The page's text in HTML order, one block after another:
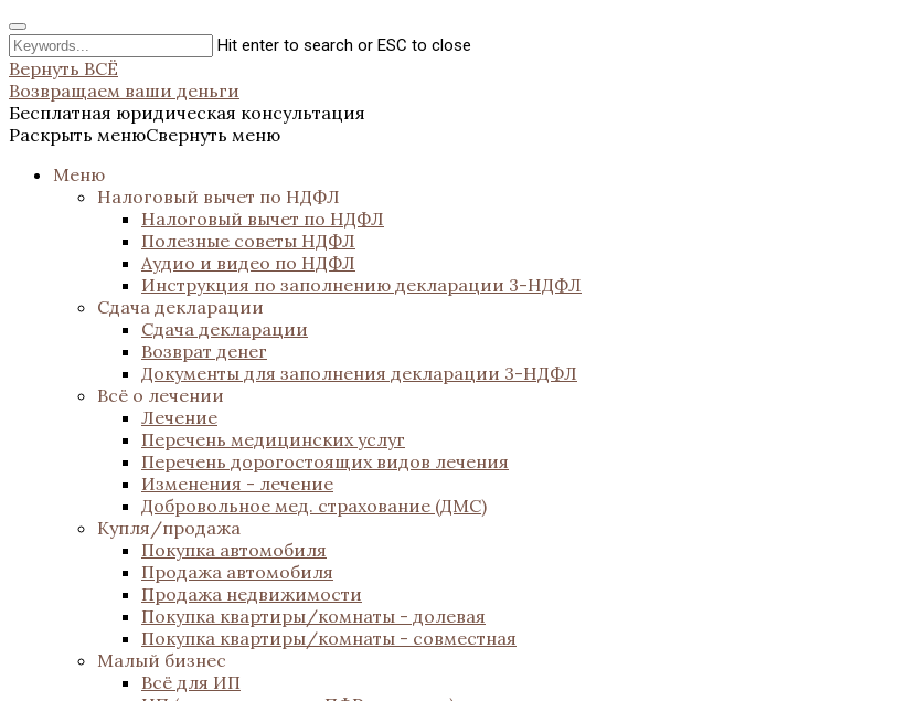
Hit enter to search or ESC to close
Вернуть ВСЁ
Возвращаем ваши деньги
Бесплатная юридическая консультация
Раскрыть менюСвернуть меню
Меню
Налоговый вычет по НДФЛ
Налоговый вычет по НДФЛ
Полезные советы НДФЛ
Аудио и видео по НДФЛ
Инструкция по заполнению декларации 3-НДФЛ
Сдача декларации
Сдача декларации
Возврат денег
Документы для заполнения декларации 3-НДФЛ
Всё о лечении
Лечение
Перечень медицинских услуг
Перечень дорогостоящих видов лечения
Изменения - лечение
Добровольное мед. страхование (ДМС)
Купля/продажа
Покупка автомобиля
Продажа автомобиля
Продажа недвижимости
Покупка квартиры/комнаты - долевая
Покупка квартиры/комнаты - совместная
Малый бизнес
Всё для ИП